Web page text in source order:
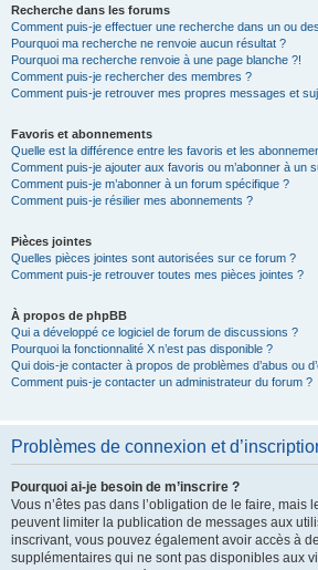
Recherche dans les forums
Comment puis-je effectuer une recherche dans un ou
Pourquoi ma recherche ne renvoie aucun résultat ?
Pourquoi ma recherche renvoie à une page blanche ?!
Comment puis-je rechercher des membres ?
Comment puis-je retrouver mes propres messages et
Favoris et abonnements
Quelle est la différence entre les favoris et les
Comment puis-je ajouter aux favoris ou m’abonner à un
Comment puis-je m’abonner à un forum spécifique ?
Comment puis-je résilier mes abonnements ?
Pièces jointes
Quelles pièces jointes sont autorisées sur ce forum ?
Comment puis-je retrouver toutes mes pièces jointes ?
À propos de phpBB
Qui a développé ce logiciel de forum de discussions ?
Pourquoi la fonctionnalité X n’est pas disponible ?
Qui dois-je contacter à propos de problèmes d’abus ou
Comment puis-je contacter un administrateur du forum ?
Problèmes de connexion et
Pourquoi ai-je besoin de m’inscrire ?
Vous n’êtes pas dans l’obligation de le faire, mais
peuvent limiter la publication de messages aux
inscrivant, vous pouvez également avoir accès à
supplémentaires qui ne sont pas disponibles aux